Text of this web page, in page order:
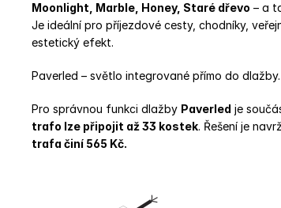
Moonlight, Marble, Honey, Staré dřevo – a
Je ideální pro příjezdové cesty, chodníky,
estetický efekt.
Paverled – světlo integrované přímo do dlažby.
Pro správnou funkci dlažby Paverled je
trafo lze připojit až 33 kostek. Řešení je
trafa činí 565 Kč.